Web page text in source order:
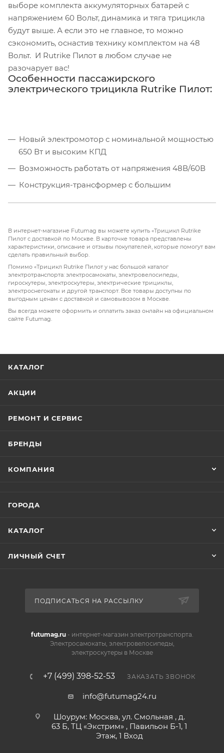
выборе комплекта аккумуляторных батарей с
напряжением 60 Вольт, динамика и тяга трицикла
будут выше. А если это не главное, то можно
сэкономить, оснастив технику комплектом на 48
Вольт. И Rutrike Пилот в любом случае не
разочарует вас!
Особенности пассажирского
электрического трицикла Rutrike Пилот:
Новый электромотор с номинальной мощностью
650 Вт и высоким КПД
Возможность работать от напряжения 48В/60В
Конструкция-трансформер с большим
Надёжные барабанные тормоза
Большие надувные колёса 10" с вседорожными
покрышками
Ассортимент приятных расцветок
Удобное и безопасное управление
Предустановленная сигнализация (два брелока в
В интернет-магазине Futumag вы можете купить «Трицикл Rutrike
Пилот с доставкой по Москве. В карточке товара представлены
характеристики, описание и отзывы покупателей, которые помогут вам
сделать правильный выбор.
Помимо «Трицикл Rutrike Пилот у нас большой каталог
электротранспорта: электросамокаты, электровелосипеды,
гироскутеры, электроскутеры, электрические трициклы,
электроснегокаты и другой транспорт. Все товары доступны по
выгодным ценам с доставкой и самовывозом в Москве.
Вы всегда можете оформить и оплатить заказ онлайн на официальном
сайте Futumag.
КАТАЛОГ
АКЦИИ
РЕМОНТ И СЕРВИС
БРЕНДЫ
КОМПАНИЯ
ГОРОДА
КАТАЛОГ
ЛИЧНЫЙ СЧЕТ
ПОДПИСАТЬСЯ НА РАССЫЛКУ
futumag.ru- интернет-магазин электротранспорта.
Электросамокаты, электровелосипеды,
электроскутеры в Москве
+7 (499) 398-52-53 ЗАКАЗАТЬ ЗВОНОК
info@futumag24.ru
Шоурум: Москва, ул. Смольная , д.
63 Б, ТЦ «Экстрим» , Павильон Б-1, 1
Этаж, 1 Вход